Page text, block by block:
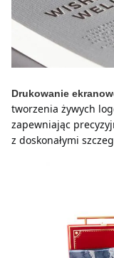
Drukowanie
tworzenia żywych
zapewniając
z doskonałymi